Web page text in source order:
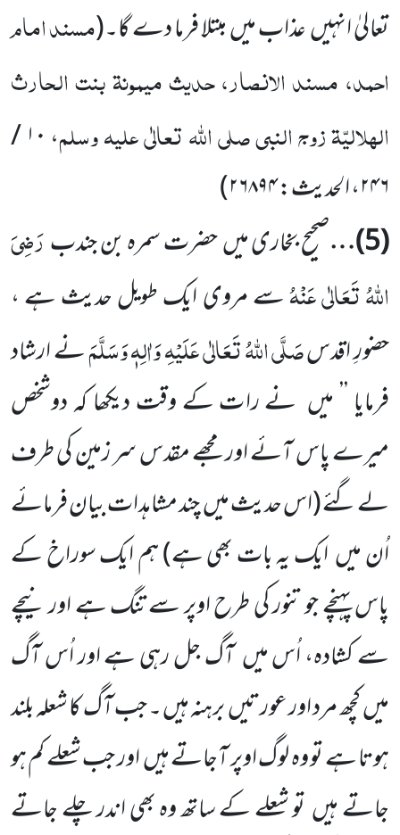
تعالیٰ انہیںعذاب میںمبتلا فرما دے گا۔(مسند امام
احمد، مسند الانصار، حدیث میمونۃ بنت الحارث
الہلالیّۃ زوج النبیصلی اللّٰہ تعالٰی علیہ وسلم،
۱۰ /
۲۴۶، الحدیث:۲۶۸۹۴)
(
5
)… صحیح بخاری میںحضرت سمرہ بن جندبرَضِیَ
اللّٰہُ تَعَالٰی عَنْہُسے مروی ایک طویل حدیث ہے ،
حضورِ اقدسصَلَّی اللّٰہُ تَعَالٰی عَلَیْہِ وَاٰلِہٖ وَسَلَّمَنے ارشاد
فرمایا ’’ میں نے رات کے وقت دیکھا کہ دوشخص
میرے پاس آئے اور مجھے مقدس سر زمین کی طرف
لے گئے(اس حدیث میںچند مشاہدات بیان فرمائے
اُن میںایک یہ بات بھی ہے)ہم ایک سوراخ کے
پاس پہنچے جو تنور کی طرح اوپر سے تنگ ہے اور نیچے
سے کشادہ، اُس میںآگ جل رہی ہے اور اُس آگ
میںکچھ مرد اور عورتیںبرہنہ ہیں ۔ جب آگ کا شعلہ بلند
ہوتا ہے تو وہ لوگ اوپر آجاتے ہیںاور جب شعلے کم ہو
جاتے ہیںتو شعلے کے ساتھ وہ بھی اندر چلے جاتے